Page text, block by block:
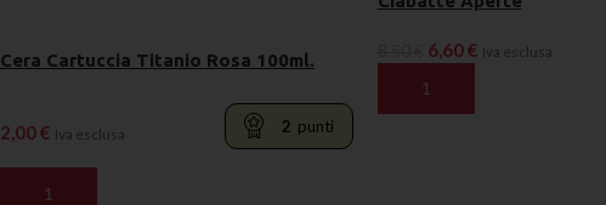
Cera Cartuccia Titanio Rosa 100ml.
2,00€ Iva esclusa 2 punti
AGGIUNGI AL CARRELLO
6,60€ Iva esclusa
AGGIUNGI AL CARRELLO